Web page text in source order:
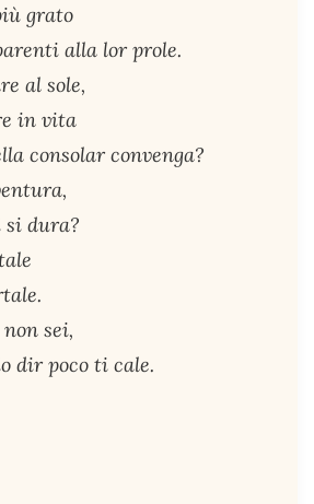
grato
alla lor prole.
al sole,
in vita
consolar convenga?
si dura?
sei,
dir poco ti cale.